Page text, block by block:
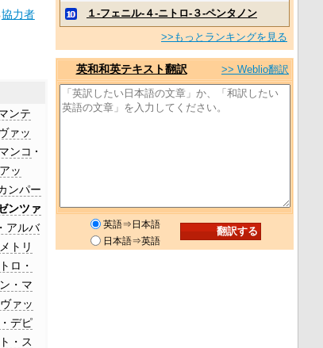
協力者
ンテ
ァッ
ンコ
ッ
ンパー
ンツァ
アルバ
トリ
ロ・
・マ
ァッ
デピ
・ス
１‐フェニル‐４‐ニトロ‐３‐ペンタノン
>>もっとランキングを見る
英和和英テキスト翻訳 >> Weblio翻訳
英語⇒日本語
日本語⇒英語